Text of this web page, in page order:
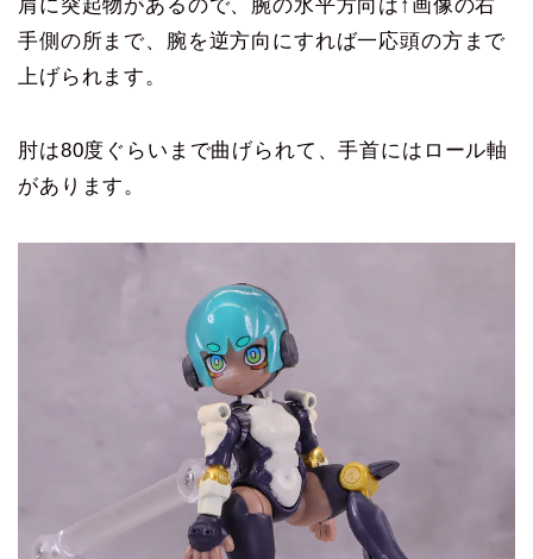
肩に突起物があるので、腕の水平方向は↑画像の右
手側の所まで、腕を逆方向にすれば一応頭の方まで
上げられます。
肘は80度ぐらいまで曲げられて、手首にはロール軸
があります。